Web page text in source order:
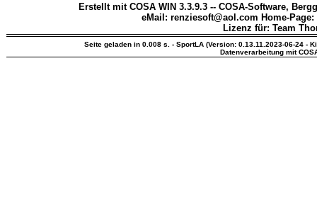
Erstellt mit COSA WIN 3.3.9.3 -- COSA-Software,
eMail: renziesoft@aol.com Home-Page:
Lizenz für: Team
Seite geladen in 0.008 s. - SportLA (Version: 0.13.11.2023-06-24 -
Datenverarbeitung mit